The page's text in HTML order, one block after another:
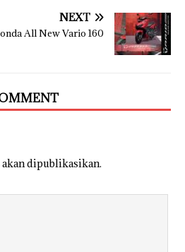
NEXT
All New Vario 160
dipublikasikan.